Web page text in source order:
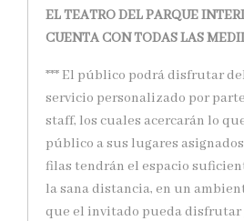
EL TEATRO DEL PARQUE
CUENTA CON TODAS LAS
*** El público podrá disfrutar
servicio personalizado por
staff, los cuales acercarán lo
público a sus lugares
filas tendrán el espacio
la sana distancia, en un
que el invitado pueda disfrutar